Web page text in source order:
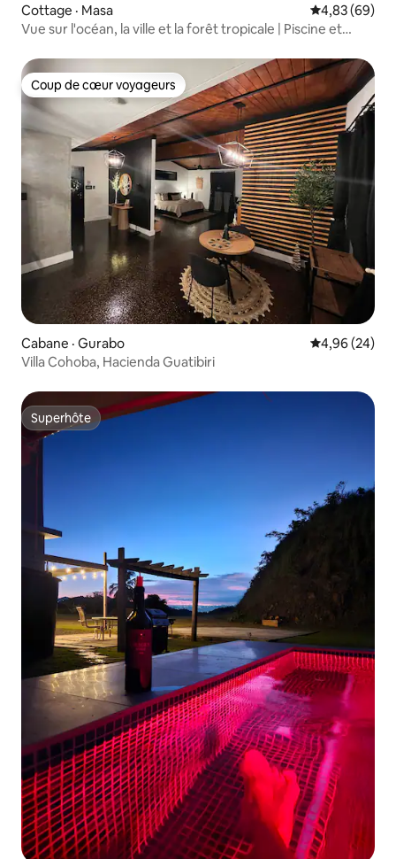
Cottage · Masa Note
4,83 (69)
Vue sur l'océan, la ville et la forêt tropicale | Piscine et
Coup de cœur voyageurs
Coup de cœur voyageurs
Cabane · Gurabo Note
4,96 (24)
Villa Cohoba, Hacienda Guatibiri
Superhôte
Superhôte